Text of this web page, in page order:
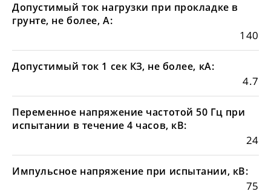
Допустимый ток нагрузки при прокладке в
грунте, не более, А:
140
Допустимый ток 1 сек КЗ, не более, кА:
4.7
Переменное напряжение частотой 50 Гц при
испытании в течение 4 часов, кВ:
24
Импульсное напряжение при испытании, кВ:
75